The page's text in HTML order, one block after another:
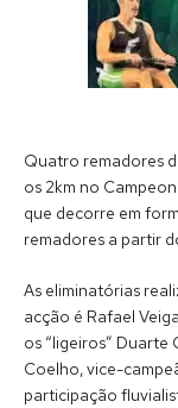
Quatro remadores
os 2km no
que decorre em
remadores a partir
As eliminatórias
acção é Rafael
os “ligeiros”
Coelho, vice-
participação